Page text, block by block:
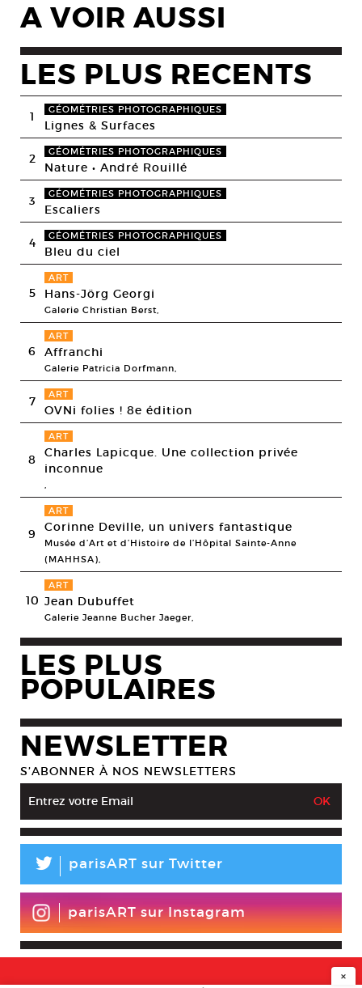
A VOIR AUSSI
LES PLUS RECENTS
1 GÉOMÉTRIES PHOTOGRAPHIQUES
Lignes & Surfaces
2 GÉOMÉTRIES PHOTOGRAPHIQUES
Nature • André Rouillé
3 GÉOMÉTRIES PHOTOGRAPHIQUES
Escaliers
4 GÉOMÉTRIES PHOTOGRAPHIQUES
Bleu du ciel
5
ART
Hans-Jörg Georgi
Galerie Christian Berst,
6
ART
Affranchi
Galerie Patricia Dorfmann,
7 ART
OVNi folies ! 8e édition
8
ART
Charles Lapicque. Une collection privée
inconnue
9
ART
Corinne Deville, un univers fantastique
Musée d’Art et d’Histoire de l’Hôpital Sainte-Anne
(MAHHSA),
10
ART
Jean Dubuffet
Galerie Jeanne Bucher Jaeger,
LES PLUS
POPULAIRES
NEWSLETTER
S’ABONNER À NOS NEWSLETTERS
L parisART sur Twitter
parisART sur Instagram
×